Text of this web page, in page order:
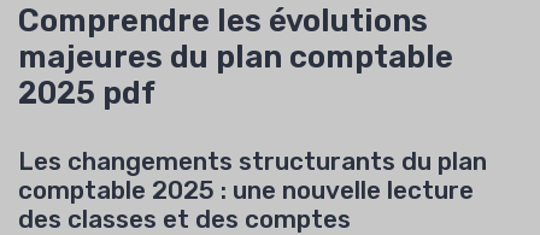
Comprendre les évolutions
majeures du plan comptable
2025 pdf
Les changements structurants du plan
comptable 2025 : une nouvelle lecture
des classes et des comptes